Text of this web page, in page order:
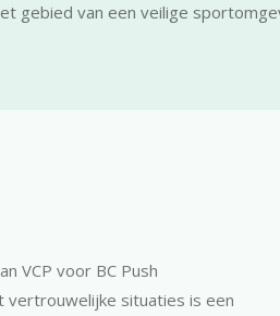
gebied van een veilige
VCP voor BC Push
vertrouwelijke situaties is een